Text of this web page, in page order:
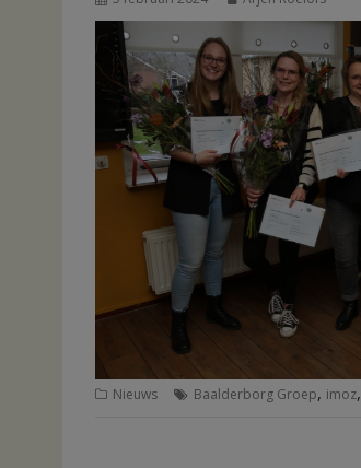
Nieuws Baalderborg Groep, imoz,